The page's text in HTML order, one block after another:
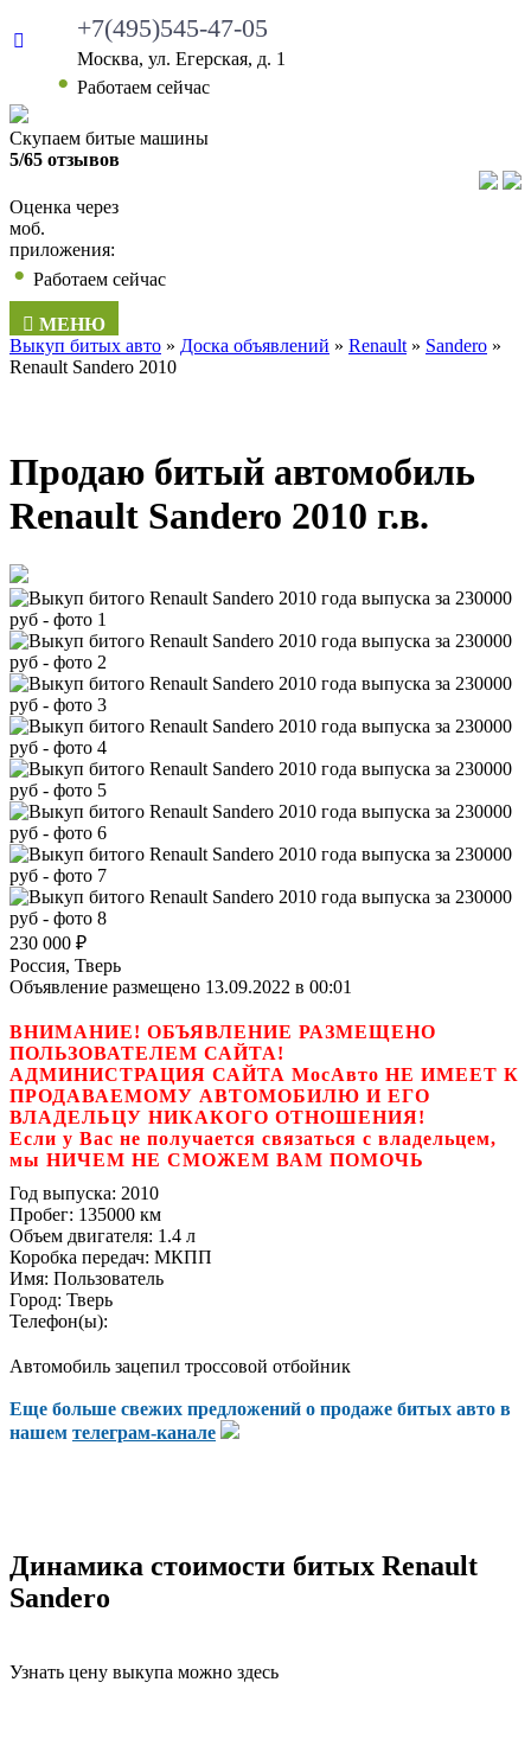
+7(495)545-47-05
Москва, ул. Егерская, д. 1
• Работаем сейчас
Скупаем битые машины
5/65 отзывов
Оценка через
моб.
приложения:
• Работаем сейчас
МЕНЮ
Выкуп битых авто » Доска объявлений » Renault » Sandero »
Renault Sandero 2010
Продаю битый автомобиль
Renault Sandero 2010 г.в.
230 000 ₽
Россия, Тверь
Объявление размещено 13.09.2022 в 00:01
ВНИМАНИЕ! ОБЪЯВЛЕНИЕ РАЗМЕЩЕНО
ПОЛЬЗОВАТЕЛЕМ САЙТА!
АДМИНИСТРАЦИЯ САЙТА МосАвто НЕ ИМЕЕТ К
ПРОДАВАЕМОМУ АВТОМОБИЛЮ И ЕГО
ВЛАДЕЛЬЦУ НИКАКОГО ОТНОШЕНИЯ!
Если у Вас не получается связаться с владельцем,
мы НИЧЕМ НЕ СМОЖЕМ ВАМ ПОМОЧЬ
Год выпуска: 2010
Пробег: 135000 км
Объем двигателя: 1.4 л
Коробка передач: МКПП
Имя: Пользователь
Город: Тверь
Телефон(ы):
Автомобиль зацепил троссовой отбойник
Еще больше свежих предложений о продаже битых авто в
нашем телеграм-канале
Динамика стоимости битых Renault
Sandero
Узнать цену выкупа можно здесь